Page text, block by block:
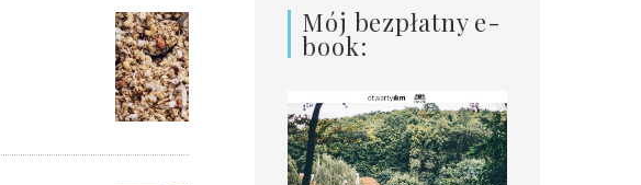
Mój bezpłatny e-
book: